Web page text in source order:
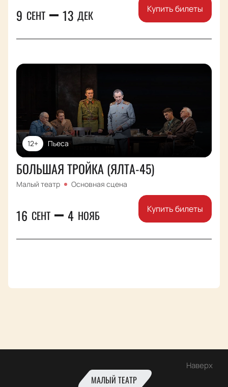
9 СЕНТ 13 ДЕК Купить билеты
Пьеса
12+
БОЛЬШАЯ ТРОЙКА (ЯЛТА-45)
Малый театр Основная сцена
16 СЕНТ 4 НОЯБ Купить билеты
Наверх
МАЛЫЙ ТЕАТР